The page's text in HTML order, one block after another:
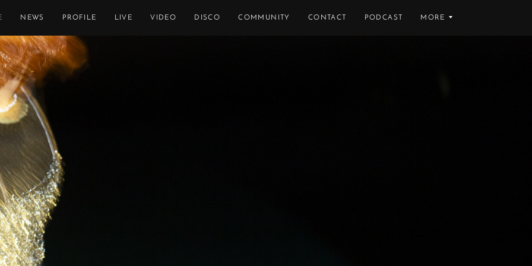
NEWS PROFILE LIVE VIDEO DISCO COMMUNITY CONTACT PODCAST MORE